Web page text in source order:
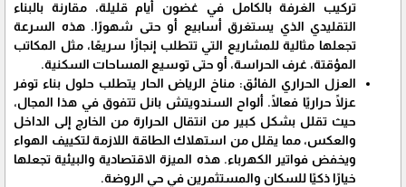
تركيب الغرفة بالكامل في غضون أيام قليلة، مقارنة بالبناء
التقليدي الذي يستغرق أسابيع أو حتى شهورًا. هذه السرعة
تجعلها مثالية للمشاريع التي تتطلب إنجازًا سريعًا، مثل المكاتب
المؤقتة، غرف الحراسة، أو حتى توسيع المساحات السكنية.
العزل الحراري الفائق: مناخ الرياض الحار يتطلب حلول بناء توفر
عزلًا حراريًا فعالًا. ألواح السندويتش بانل تتفوق في هذا المجال،
حيث تقلل بشكل كبير من انتقال الحرارة من الخارج إلى الداخل
والعكس، مما يقلل من استهلاك الطاقة اللازمة لتكييف الهواء
ويخفض فواتير الكهرباء. هذه الميزة الاقتصادية والبيئية تجعلها
خيارًا ذكيًا للسكان والمستثمرين في حي الروضة.